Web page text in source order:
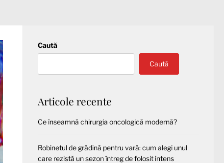
Caută
Caută
Articole recente
Ce înseamnă chirurgia oncologică modernă?
Robinetul de grădină pentru vară: cum alegi unul
care rezistă un sezon întreg de folosit intens